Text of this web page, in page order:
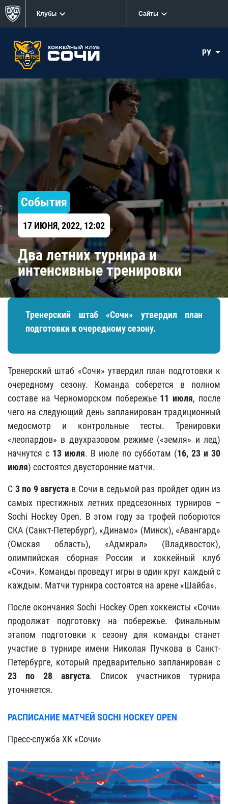
Клубы Сайты
РУ
События
17 ИЮНЯ, 2022, 12:02
Два летних турнира и
интенсивные тренировки
Тренерский штаб «Сочи» утвердил план
подготовки к очередному сезону.
Тренерский штаб «Сочи» утвердил план подготовки к
очередному сезону. Команда соберется в полном
составе на Черноморском побережье 11 июля, после
чего на следующий день запланирован традиционный
медосмотр и контрольные тесты. Тренировки
«леопардов» в двухразовом режиме («земля» и лед)
начнутся с 13 июля. В июле по субботам (16, 23 и 30
июля) состоятся двусторонние матчи.
С 3 по 9 августа в Сочи в седьмой раз пройдет один из
самых престижных летних предсезонных турниров –
Sochi Hockey Open. В этом году за трофей поборются
СКА (Санкт-Петербург), «Динамо» (Минск), «Авангард»
(Омская область), «Адмирал» (Владивосток),
олимпийская сборная России и хоккейный клуб
«Сочи». Команды проведут игры в один круг каждый с
каждым. Матчи турнира состоятся на арене «Шайба».
После окончания Sochi Hockey Open хоккеисты «Сочи»
продолжат подготовку на побережье. Финальным
этапом подготовки к сезону для команды станет
участие в турнире имени Николая Пучкова в Санкт-
Петербурге, который предварительно запланирован с
23 по 28 августа. Список участников турнира
уточняется.
РАСПИСАНИЕ МАТЧЕЙ SOCHI HOCKEY OPEN
Пресс-служба ХК «Сочи»